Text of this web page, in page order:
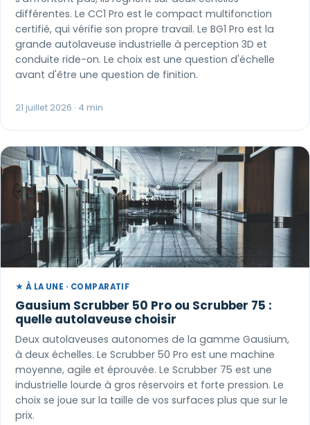
différentes. Le CC1 Pro est le compact multifonction
certifié, qui vérifie son propre travail. Le BG1 Pro est la
grande autolaveuse industrielle à perception 3D et
conduite ride-on. Le choix est une question d'échelle
avant d'être une question de finition.
21 juillet 2026 · 4 min
★ À LA UNE · COMPARATIF
Gausium Scrubber 50 Pro ou Scrubber 75 :
quelle autolaveuse choisir
Deux autolaveuses autonomes de la gamme Gausium,
à deux échelles. Le Scrubber 50 Pro est une machine
moyenne, agile et éprouvée. Le Scrubber 75 est une
industrielle lourde à gros réservoirs et forte pression. Le
choix se joue sur la taille de vos surfaces plus que sur le
prix.